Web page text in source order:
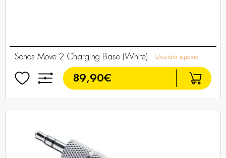
Sonos Move 2 Charging Base (White) Τελευταία τεμάχια
89,90€